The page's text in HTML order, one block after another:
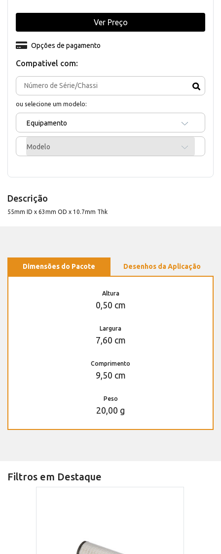
Compativel com:
ou selecione um modelo:
Equipamento
Modelo
Opções de pagamento
Ver Preço
Descrição
55mm ID x 63mm OD x 10.7mm Thk
Dimensões do Pacote Desenhos da Aplicação
Altura
0,50 cm
Largura
7,60 cm
Comprimento
9,50 cm
Peso
20,00 g
Filtros em Destaque